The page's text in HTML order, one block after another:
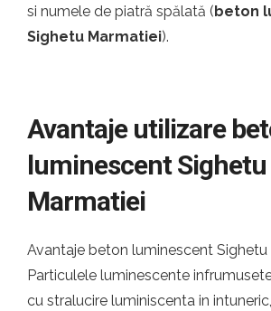
si numele de piatră spălată (beton
Sighetu Marmatiei).
Avantaje utilizare
luminescent Sighetu
Marmatiei
Avantaje beton luminescent Sighetu
Particulele luminescente
cu stralucire luminiscenta in